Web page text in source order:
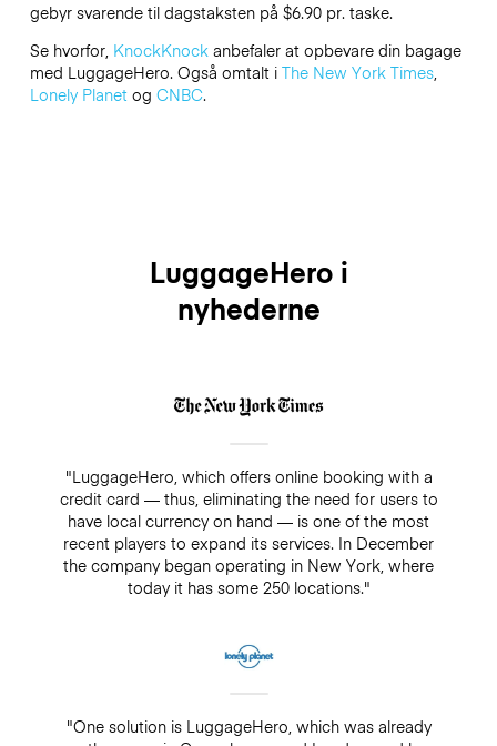
gebyr svarende til dagstaksten på $6.90 pr. taske.
Se hvorfor, KnockKnockanbefaler at opbevare din bagage
med LuggageHero. Også omtalt i The New York Times,
Lonely Planetog CNBC.
LuggageHero i
nyhederne
"LuggageHero, which offers online booking with a
credit card — thus, eliminating the need for users to
have local currency on hand — is one of the most
recent players to expand its services. In December
the company began operating in New York, where
today it has some 250 locations."
"One solution is LuggageHero, which was already